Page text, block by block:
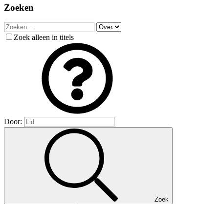
Zoeken
Zoek alleen in titels
Door:
Zoek